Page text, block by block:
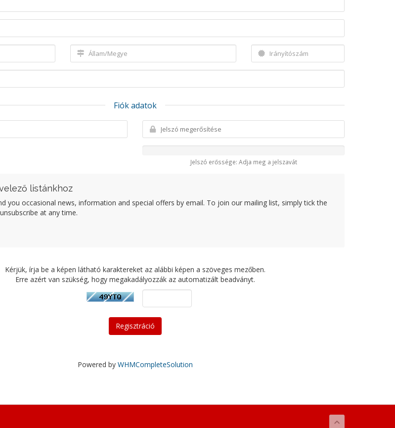
Fiók adatok
Jelszó erőssége: Adja meg a jelszavát
listánkhoz
you occasional news, information and special offers by email. To join our mailing list, simply tick the
at any time.
Kérjük, írja be a képen látható karaktereket az alábbi képen a szöveges mezőben.
Erre azért van szükség, hogy megakadályozzák az automatizált beadványt.
Powered by WHMCompleteSolution